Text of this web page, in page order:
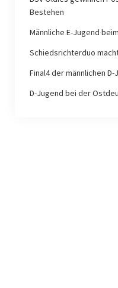
Bestehen
Männliche E-Jugend
Schiedsrichterduo
Final4 der männlichen D-
D-Jugend bei der